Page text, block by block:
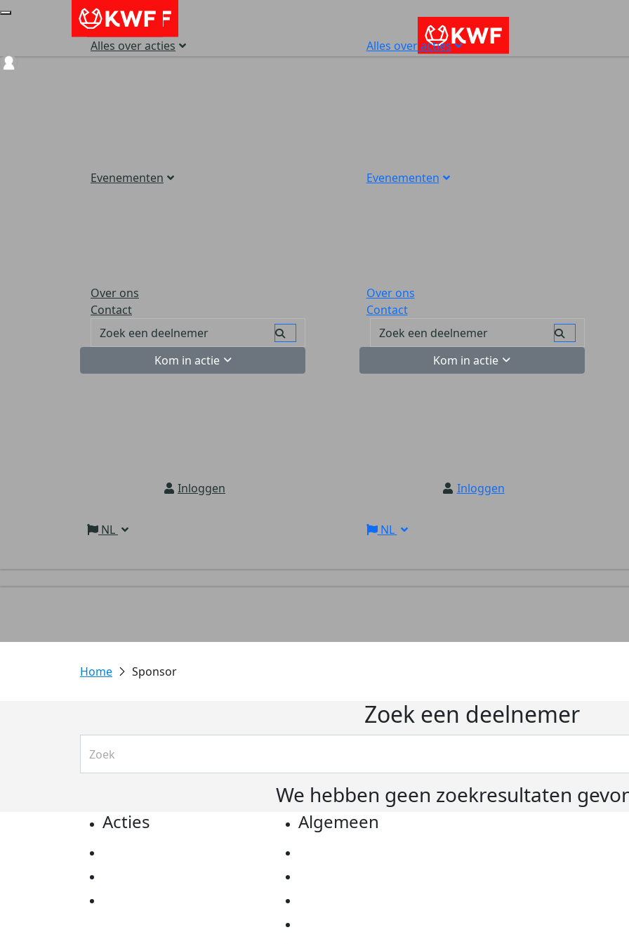
Alles over acties
Evenementen
Over ons
Contact
Kom in actie
Inloggen
NL
Alles over acties
Evenementen
Over ons
Contact
Kom in actie
Inloggen
NL
Sponsor
Zoek een deelnemer
We hebben geen zoekresultaten
Acties Algemeen